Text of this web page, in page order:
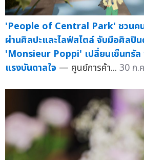
'People of Central Park' ชวนค
ผ่านศิลปะและไลฟ์สไตล์ จับมือศิลปิ
'Monsieur Poppi' เปลี่ยนเซ็นทรั
แรงบันดาลใจ — ศูนย์การค้า... 30 ก.